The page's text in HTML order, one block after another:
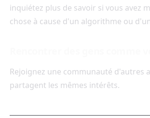
inquiétez plus de savoir si vous avez
chose à cause d'un algorithme ou
Rejoignez une communauté d'autres
partagent les mêmes intérêts.